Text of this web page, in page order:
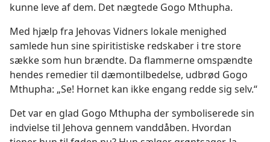
kunne leve af dem. Det nægtede Gogo Mthupha.
Med hjælp fra Jehovas Vidners lokale menighed
samlede hun sine spiritistiske redskaber i tre store
sække som hun brændte. Da flammerne omspændte
hendes remedier til dæmontilbedelse, udbrød Gogo
Mthupha: „Se! Hornet kan ikke engang redde sig selv.“
Det var en glad Gogo Mthupha der symboliserede sin
indvielse til Jehova gennem vanddåben. Hvordan